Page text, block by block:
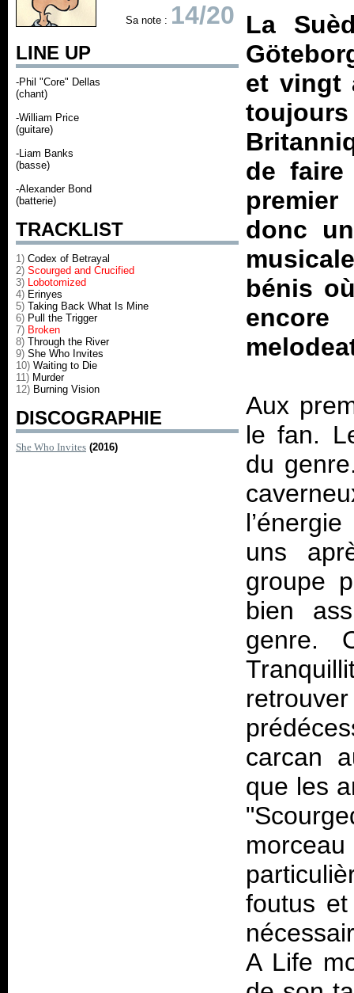
Sa note : 14/20
LINE UP
-Phil "Core" Dellas
(chant)
-William Price
(guitare)
-Liam Banks
(basse)
-Alexander Bond
(batterie)
TRACKLIST
1) Codex of Betrayal
2) Scourged and Crucified
3) Lobotomized
4) Erinyes
5) Taking Back What Is Mine
6) Pull the Trigger
7) Broken
8) Through the River
9) She Who Invites
10) Waiting to Die
11) Murder
12) Burning Vision
DISCOGRAPHIE
She Who Invites (2016)
La
et vingt
de faire
donc
bénis
Aux
le fan.
du
uns
groupe
bien
genre.
carcan
que les
foutus
A Life